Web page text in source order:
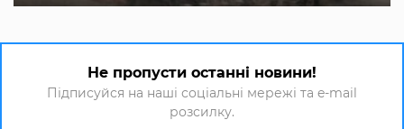
Не пропусти останні новини!
Підписуйся на наші соціальні мережі та e-mail
розсилку.